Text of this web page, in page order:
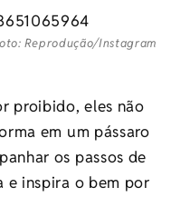
Reprodução/Instagram
proibido, eles não
em um pássaro
os passos de
e inspira o bem por